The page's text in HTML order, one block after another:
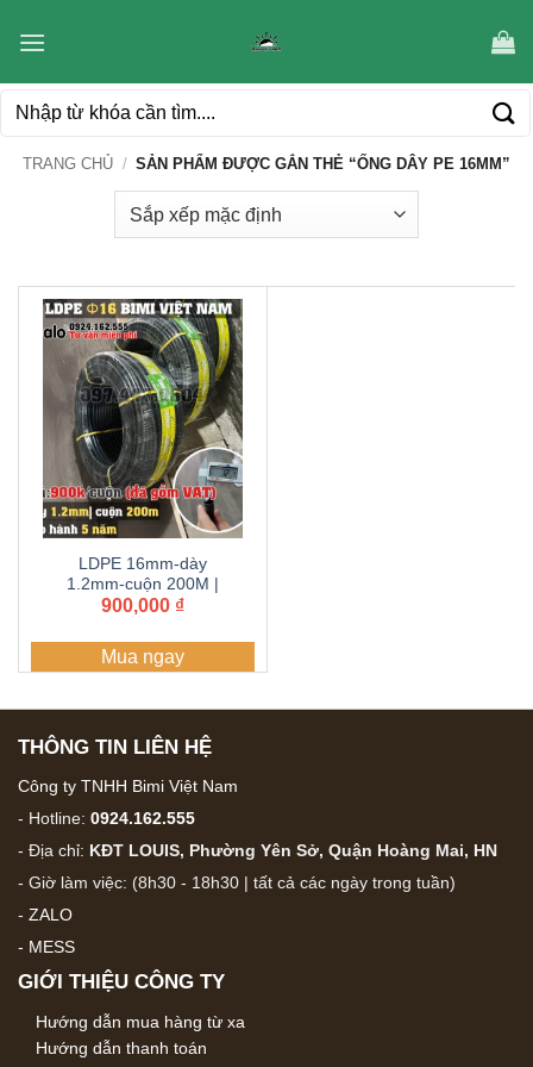
qua
dung
Tìm
TRANG CHỦ / SẢN PHẨM ĐƯỢC GẮN THẺ “ỐNG DÂY PE 16MM”
LDPE 16mm-dày
1.2mm-cuộn 200M |
ống, dây tưới PE BIMI
năm
900,000 ₫
Mua ngay
THÔNG TIN LIÊN HỆ
Công ty TNHH Bimi Việt Nam
- Hotline: 0924.162.555
- Địa chỉ: KĐT LOUIS, Phường Yên Sở, Quận Hoàng Mai, HN
- Giờ làm việc: (8h30 - 18h30 | tất cả các ngày trong tuần)
- ZALO
- MESS
GIỚI THIỆU CÔNG TY
Hướng dẫn mua hàng từ xa
Hướng dẫn thanh toán